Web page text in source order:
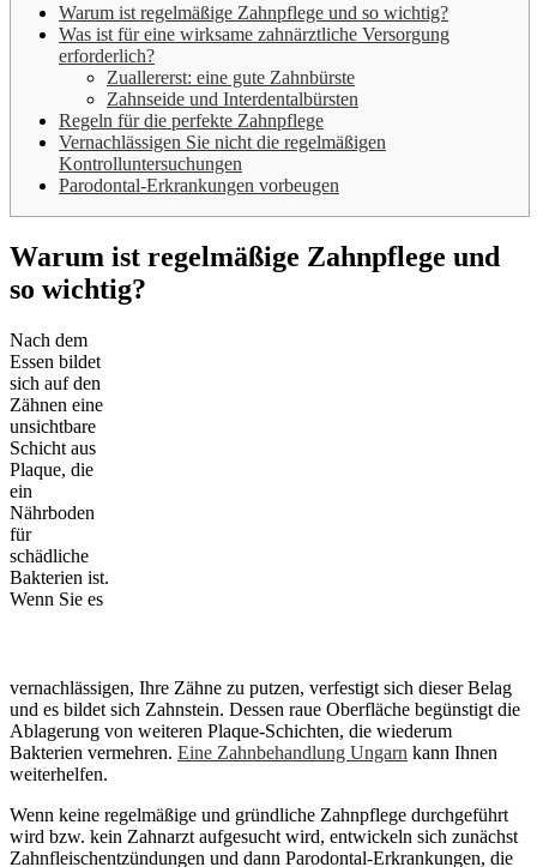
Warum ist regelmäßige Zahnpflege und so wichtig?
Was ist für eine wirksame zahnärztliche Versorgung
erforderlich?
Zuallererst: eine gute Zahnbürste
Zahnseide und Interdentalbürsten
Regeln für die perfekte Zahnpflege
Vernachlässigen Sie nicht die regelmäßigen
Kontrolluntersuchungen
Parodontal-Erkrankungen vorbeugen
Warum ist regelmäßige Zahnpflege und
so wichtig?
Nach dem
Essen bildet
sich auf den
Zähnen eine
unsichtbare
Schicht aus
Plaque, die
ein
Nährboden
für
schädliche
Bakterien ist.
Wenn Sie es
vernachlässigen, Ihre Zähne zu putzen, verfestigt sich dieser Belag
und es bildet sich Zahnstein. Dessen raue Oberfläche begünstigt die
Ablagerung von weiteren Plaque-Schichten, die wiederum
Bakterien vermehren. Eine Zahnbehandlung Ungarn kann Ihnen
weiterhelfen.
Wenn keine regelmäßige und gründliche Zahnpflege durchgeführt
wird bzw. kein Zahnarzt aufgesucht wird, entwickeln sich zunächst
Zahnfleischentzündungen und dann Parodontal-Erkrankungen, die